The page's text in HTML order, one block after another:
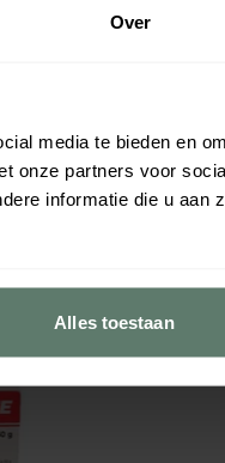
Over
media te bieden en
onze partners voor
informatie die u aan
Alles toestaan
Gewicht